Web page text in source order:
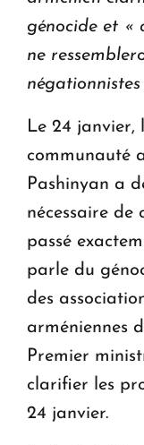
génocide et «
ne
Le 24 janvier,
communauté
Pashinyan a
nécessaire de
passé
parle du
des
arméniennes
Premier
clarifier les
24 janvier.